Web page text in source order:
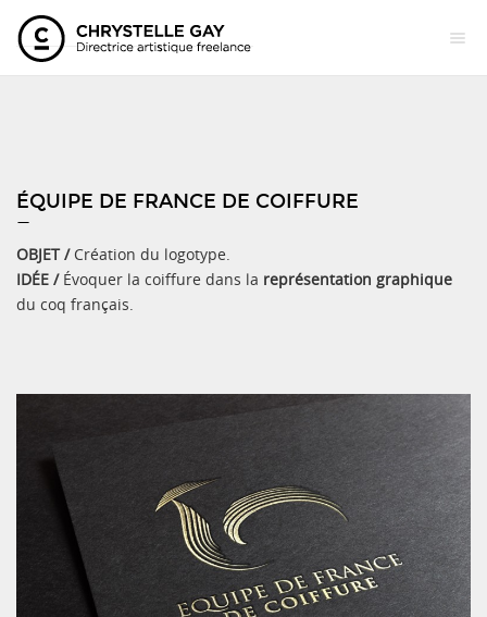
ÉQUIPE DE FRANCE DE COIFFURE
—
OBJET /Création du logotype.
IDÉE / Évoquer la coiffure dans la représentation graphique
du coq français.